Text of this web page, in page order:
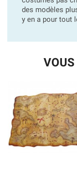
des modèles
y en a pour tout